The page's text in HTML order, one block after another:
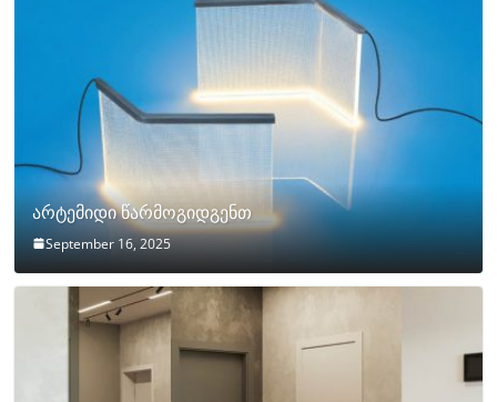
არტემიდი წარმოგიდგენთ
September 16, 2025